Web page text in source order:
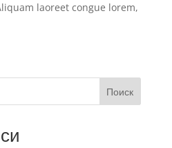
laoreet congue lorem,
Поиск